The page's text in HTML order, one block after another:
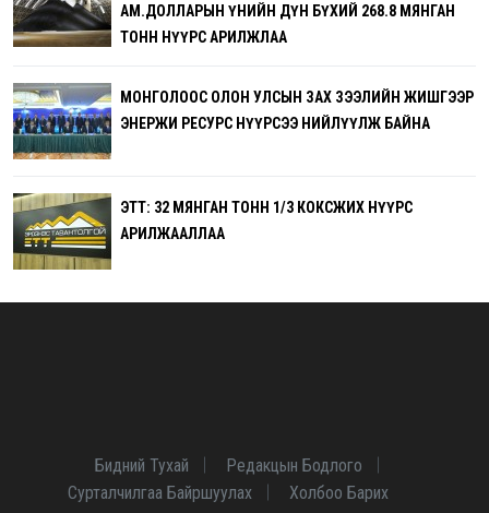
АМ.ДОЛЛАРЫН ҮНИЙН ДҮН БҮХИЙ 268.8 МЯНГАН
ТОНН НҮҮРС АРИЛЖЛАА
МОНГОЛООС ОЛОН УЛСЫН ЗАХ ЗЭЭЛИЙН ЖИШГЭЭР
ЭНЕРЖИ РЕСУРС НҮҮРСЭЭ НИЙЛҮҮЛЖ БАЙНА
ЭТТ: 32 МЯНГАН ТОНН 1/3 КОКСЖИХ НҮҮРС
АРИЛЖААЛЛАА
Бидний Тухай
Редакцын Бодлого
Сурталчилгаа Байршуулах
Холбоо Барих